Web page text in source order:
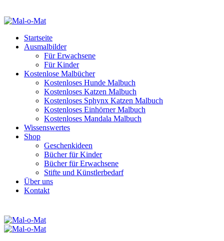
Startseite
Ausmalbilder
Für Erwachsene
Für Kinder
Kostenlose Malbücher
Kostenloses Hunde Malbuch
Kostenloses Katzen Malbuch
Kostenloses Sphynx Katzen Malbuch
Kostenloses Einhörner Malbuch
Kostenloses Mandala Malbuch
Wissenswertes
Shop
Geschenkideen
Bücher für Kinder
Bücher für Erwachsene
Stifte und Künstlerbedarf
Über uns
Kontakt